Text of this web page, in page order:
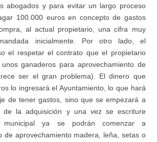
abogados y para evitar un largo proceso
100.000 euros en concepto de gastos
al actual propietario, una cifra muy
inicialmente. Por otro lado, el
el respetar el contrato que el propietario
ganaderos para aprovechamiento de
ser el gran problema). El dinero que
lo ingresará el Ayuntamiento, lo que hará
de tener gastos, sino que se empezará a
de la adquisición y una vez se escriture
municipal ya se podrán comenzar a
de aprovechamiento madera, leña, setas o